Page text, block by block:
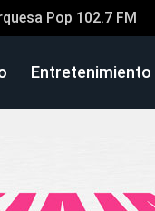
Pop 102.7 FM
Entretenimiento